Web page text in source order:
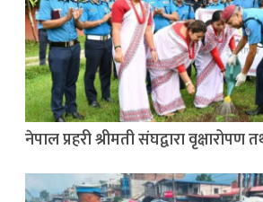
नेपाल प्रहरी श्रीमती संघद्वारा